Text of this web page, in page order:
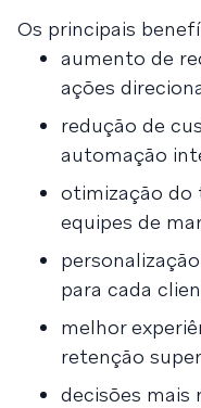
Os principais
aumento de
ações
redução de
automação
otimização do
equipes de
para cada
melhor
retenção
decisões mais